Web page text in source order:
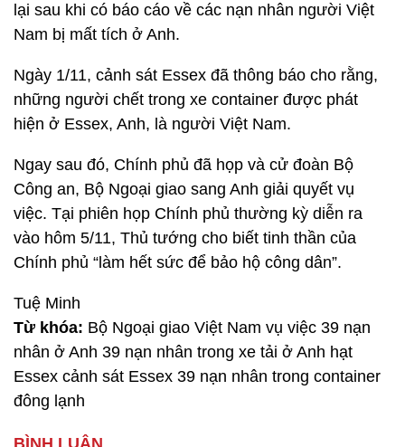
lại sau khi có báo cáo về các nạn nhân người Việt
Nam bị mất tích ở Anh.
Ngày 1/11, cảnh sát Essex đã thông báo cho rằng,
những người chết trong xe container được phát
hiện ở Essex, Anh, là người Việt Nam.
Ngay sau đó, Chính phủ đã họp và cử đoàn Bộ
Công an, Bộ Ngoại giao sang Anh giải quyết vụ
việc. Tại phiên họp Chính phủ thường kỳ diễn ra
vào hôm 5/11, Thủ tướng cho biết tinh thần của
Chính phủ “làm hết sức để bảo hộ công dân”.
Tuệ Minh
Từ khóa: Bộ Ngoại giao Việt Nam vụ việc 39 nạn
nhân ở Anh 39 nạn nhân trong xe tải ở Anh hạt
Essex cảnh sát Essex 39 nạn nhân trong container
đông lạnh